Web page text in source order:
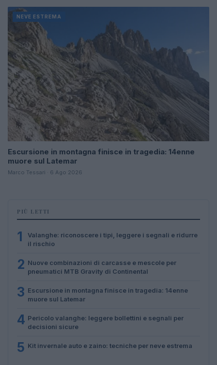
NEVE ESTREMA
Escursione in montagna finisce in tragedia: 14enne
muore sul Latemar
Marco Tessari · 6 Ago 2026
PIÙ LETTI
1
Valanghe: riconoscere i tipi, leggere i segnali e ridurre
il rischio
2 Nuove combinazioni di carcasse e mescole per
pneumatici MTB Gravity di Continental
3 Escursione in montagna finisce in tragedia: 14enne
muore sul Latemar
4 Pericolo valanghe: leggere bollettini e segnali per
decisioni sicure
5 Kit invernale auto e zaino: tecniche per neve estrema